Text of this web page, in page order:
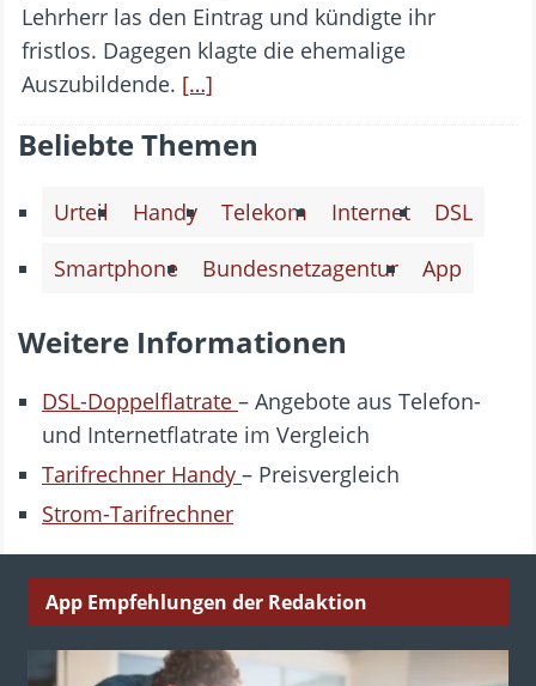
Lehrherr las den Eintrag und kündigte ihr
fristlos. Dagegen klagte die ehemalige
Auszubildende. […]
Beliebte Themen
Urteil Handy Telekom Internet
DSL
Smartphone
Bundesnetzagentur App
Weitere Informationen
DSL-Doppelflatrate – Angebote aus Telefon-
und Internetflatrate im Vergleich
Tarifrechner Handy – Preisvergleich
Strom-Tarifrechner
App Empfehlungen der Redaktion